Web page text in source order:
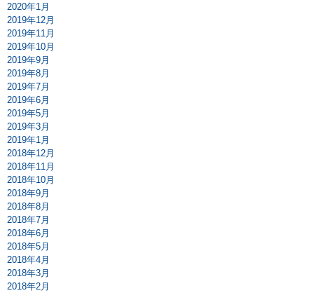
2020年1月
2019年12月
2019年11月
2019年10月
2019年9月
2019年8月
2019年7月
2019年6月
2019年5月
2019年3月
2019年1月
2018年12月
2018年11月
2018年10月
2018年9月
2018年8月
2018年7月
2018年6月
2018年5月
2018年4月
2018年3月
2018年2月